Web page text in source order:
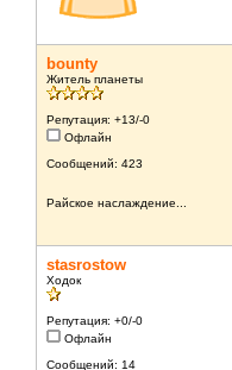
bounty
Житель планеты
Репутация: +13/-0
Офлайн
Сообщений: 423
Райское наслаждение...
stasrostow
Ходок
Репутация: +0/-0
Офлайн
Сообщений: 14